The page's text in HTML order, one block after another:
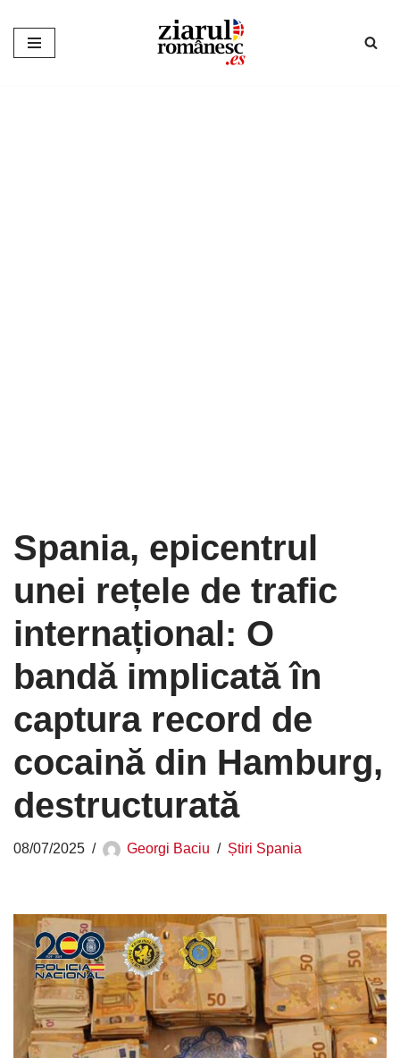
Sari
Spania, epicentrul
unei rețele de trafic
internațional: O
bandă implicată în
captura record de
cocaină din Hamburg,
destructurată
08/07/2025 Georgi Baciu Știri Spania